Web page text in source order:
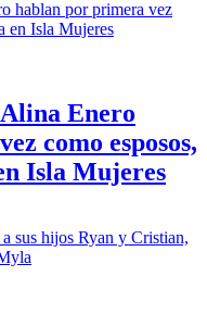
Enero
como esposos,
Isla Mujeres